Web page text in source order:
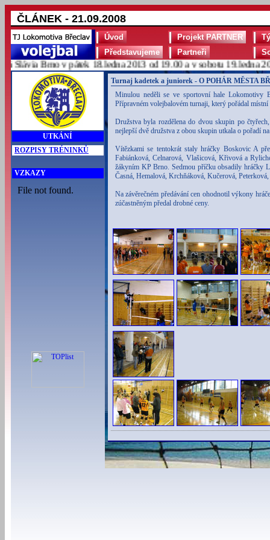
ČLÁNEK - 21.09.2008
Úvod Projekt PARTNER
Představujeme
Partneři
Brno v pátek 18.ledna 2013 od 19.00 a v sobotu 19.ledna
UTKÁNÍ
ROZPISY TRÉNINKŮ
VZKAZY
Turnaj kadetek a juniorek - O POHÁR MĚSTA
Minulou neděli se ve sportovní hale Lokomotivy
Přípravném volejbalovém turnaji, který pořádal
Družstva byla rozdělena do dvou skupin po
nejlepší dvě družstva z obou skupin utkala o pořadí
Vítězkami se tentokrát staly hráčky Boskovic A
Fabiánková, Celnarová, Vlašicová, Křivová a
žákyním KP Brno. Sedmou příčku obsadily hráčky
Časná, Hemalová, Krchňáková, Kučerová,
Na závěrečném předávání cen ohodnotil výkony
zúčastněným předal drobné ceny.